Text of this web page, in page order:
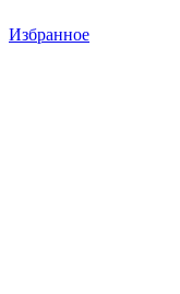
Избранное